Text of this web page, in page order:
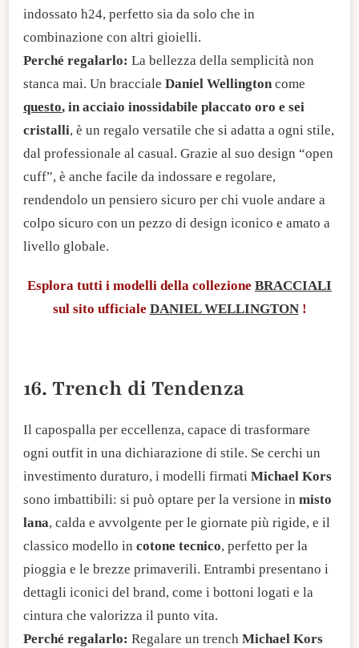
indossato h24, perfetto sia da solo che in
combinazione con altri gioielli.
Perché regalarlo: La bellezza della semplicità non
stanca mai. Un bracciale Daniel Wellingtoncome
questo, in acciaio inossidabile placcato oro e sei
cristalli, è un regalo versatile che si adatta a ogni stile,
dal professionale al casual. Grazie al suo design “open
cuff”, è anche facile da indossare e regolare,
rendendolo un pensiero sicuro per chi vuole andare a
colpo sicuro con un pezzo di design iconico e amato a
livello globale.
Esplora tutti i modelli della collezione BRACCIALI
sul sito ufficiale DANIEL WELLINGTON!
16. Trench di Tendenza
Il capospalla per eccellenza, capace di trasformare
ogni outfit in una dichiarazione di stile. Se cerchi un
investimento duraturo, i modelli firmati Michael Kors
sono imbattibili: si può optare per la versione in misto
lana, calda e avvolgente per le giornate più rigide, e il
classico modello in cotone tecnico, perfetto per la
pioggia e le brezze primaverili. Entrambi presentano i
dettagli iconici del brand, come i bottoni logati e la
cintura che valorizza il punto vita.
Perché regalarlo: Regalare un trench Michael Kors